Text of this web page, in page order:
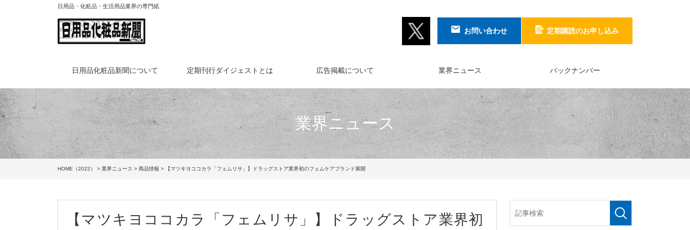
日用品・化粧品・生活用品業界の専門紙
お問い合わせ 定期購読のお申し込み
日用品化粧品新聞について 定期刊行ダイジェストとは 広告掲載について 業界ニュース バックナンバー
業界ニュース
HOME（2022） > 業界ニュース > 商品情報 > 【マツキヨココカラ「フェムリサ」】ドラッグストア業界初のフェムケアブランド展開
【マツキヨココカラ「フェムリサ」】ドラッグストア業界初